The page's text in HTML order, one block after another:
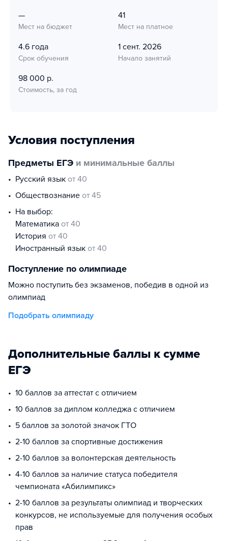
—
Мест на бюджет
41
Мест на платное
4.6 года
Срок обучения
1 сент. 2026
Начало занятий
98 000 р.
Стоимость, за год
Условия поступления
Предметы ЕГЭ и минимальные баллы
русский язык от 40
обществознание от 45
На выбор:
математика от 40
история от 40
иностранный язык от 40
Поступление по олимпиаде
Можно поступить без экзаменов, победив в одной из
олимпиад
Подобрать олимпиаду
Дополнительные баллы к сумме
ЕГЭ
10 баллов за аттестат с отличием
10 баллов за диплом колледжа с отличием
5 баллов за золотой значок ГТО
2-10 баллов за спортивные достижения
2-10 баллов за волонтерская деятельность
4-10 баллов за наличие статуса победителя
чемпионата «Абилимпикс»
2-10 баллов за результаты олимпиад и творческих
конкурсов, не используемые для получения особых
прав